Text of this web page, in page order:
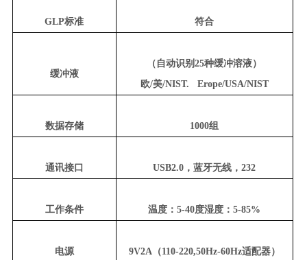
GLP标准 符合
缓冲液
（自动识别25种缓冲溶液）
欧/美/NIST. Erope/USA/NIST
数据存储 1000组
通讯接口 USB2.0，蓝牙无线，232
工作条件 温度：5-40度湿度：5-85%
电源 9V2A（110-220,50Hz-60Hz适配器）